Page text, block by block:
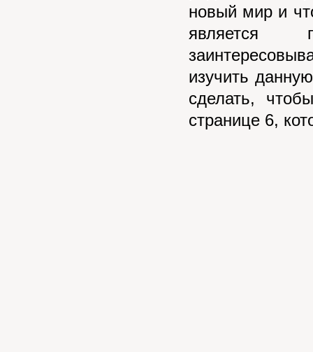
новый мир и
является
изучить
сделать,
странице 6,